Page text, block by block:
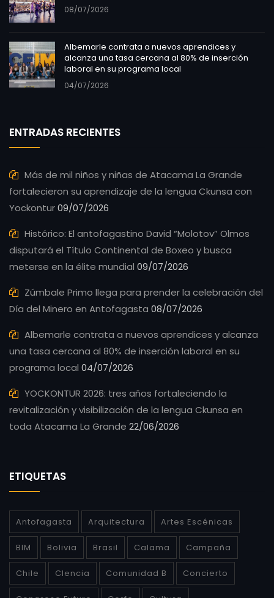
08/07/2026
Albemarle contrata a nuevos aprendices y
alcanza una tasa cercana al 80% de inserción
laboral en su programa local
04/07/2026
ENTRADAS RECIENTES
Más de mil niños y niñas de Atacama La Grande
fortalecieron su aprendizaje de la lengua Ckunsa con
Yockontur09/07/2026
Histórico: El antofagastino David “Molotov” Olmos
disputará el Título Continental de Boxeo y busca
meterse en la élite mundial 09/07/2026
Zúmbale Primo llega para prender la celebración del
Día del Minero en Antofagasta 08/07/2026
Albemarle contrata a nuevos aprendices y alcanza
una tasa cercana al 80% de inserción laboral en su
programa local 04/07/2026
YOCKONTUR 2026: tres años fortaleciendo la
revitalización y visibilización de la lengua Ckunsa en
toda Atacama La Grande 22/06/2026
ETIQUETAS
Antofagasta Arquitectura Artes Escénicas
BIM Bolivia Brasil Calama Campaña
Chile CIencia Comunidad B Concierto